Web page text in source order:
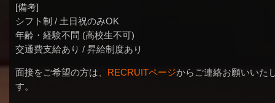
[備考]
シフト制 / 土日祝のみOK
年齢・経験不問 (高校生不可)
交通費支給あり / 昇給制度あり
面接をご希望の方は、 RECRUITページからご連絡お願いいた
す。